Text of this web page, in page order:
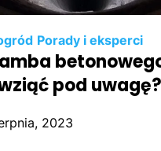
Porady i eksperci
pod uwagę?
2023